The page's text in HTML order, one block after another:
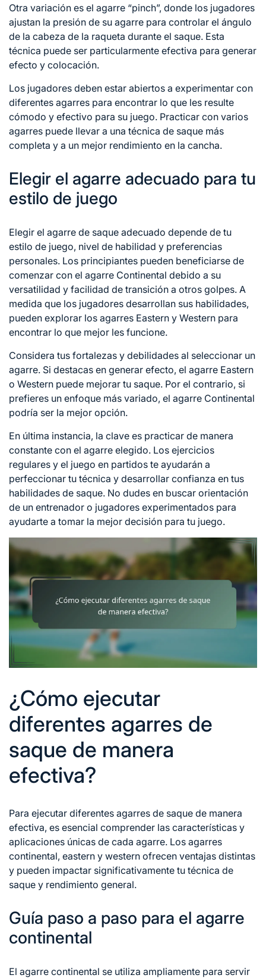
Otra variación es el agarre “pinch”, donde los jugadores
ajustan la presión de su agarre para controlar el ángulo
de la cabeza de la raqueta durante el saque. Esta
técnica puede ser particularmente efectiva para generar
efecto y colocación.
Los jugadores deben estar abiertos a experimentar con
diferentes agarres para encontrar lo que les resulte
cómodo y efectivo para su juego. Practicar con varios
agarres puede llevar a una técnica de saque más
completa y a un mejor rendimiento en la cancha.
Elegir el agarre adecuado para tu
estilo de juego
Elegir el agarre de saque adecuado depende de tu
estilo de juego, nivel de habilidad y preferencias
personales. Los principiantes pueden beneficiarse de
comenzar con el agarre Continental debido a su
versatilidad y facilidad de transición a otros golpes. A
medida que los jugadores desarrollan sus habilidades,
pueden explorar los agarres Eastern y Western para
encontrar lo que mejor les funcione.
Considera tus fortalezas y debilidades al seleccionar un
agarre. Si destacas en generar efecto, el agarre Eastern
o Western puede mejorar tu saque. Por el contrario, si
prefieres un enfoque más variado, el agarre Continental
podría ser la mejor opción.
En última instancia, la clave es practicar de manera
constante con el agarre elegido. Los ejercicios
regulares y el juego en partidos te ayudarán a
perfeccionar tu técnica y desarrollar confianza en tus
habilidades de saque. No dudes en buscar orientación
de un entrenador o jugadores experimentados para
ayudarte a tomar la mejor decisión para tu juego.
¿Cómo ejecutar
diferentes agarres de
saque de manera
efectiva?
Para ejecutar diferentes agarres de saque de manera
efectiva, es esencial comprender las características y
aplicaciones únicas de cada agarre. Los agarres
continental, eastern y western ofrecen ventajas distintas
y pueden impactar significativamente tu técnica de
saque y rendimiento general.
Guía paso a paso para el agarre
continental
El agarre continental se utiliza ampliamente para servir